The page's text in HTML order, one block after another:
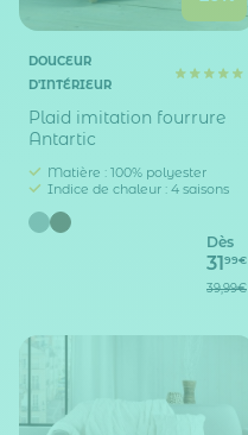
DOUCEUR
D'INTÉRIEUR
Plaid imitation fourrure
Antartic
Matière : 100% polyester
Indice de chaleur : 4 saisons
Dès
3199€
39,99€